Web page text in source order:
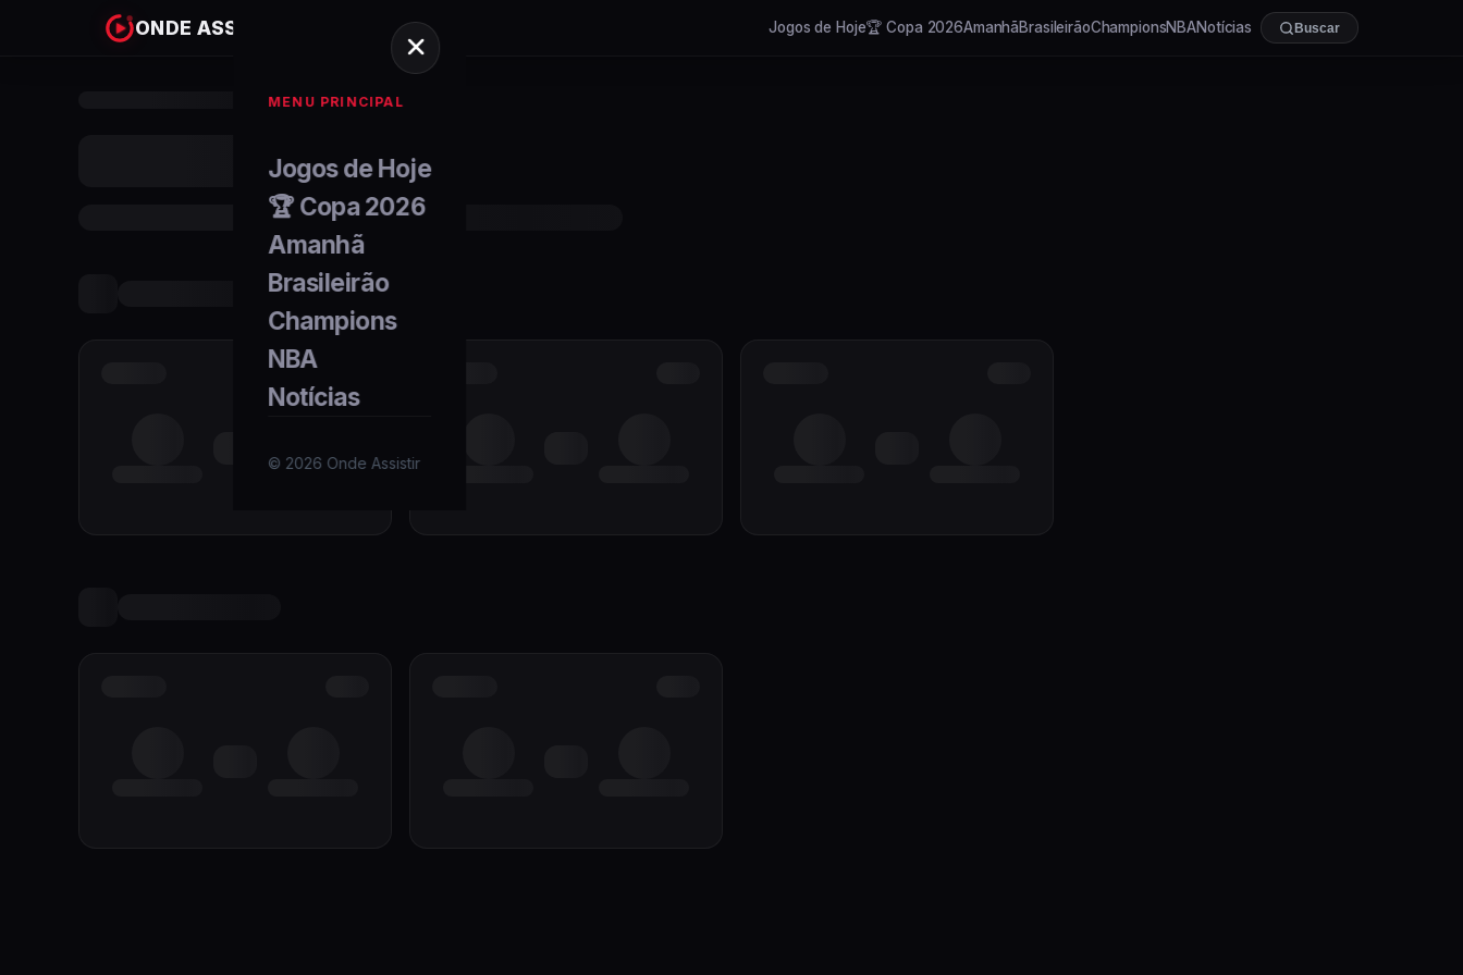
ONDE ASSISTIR Jogos de Hoje🏆 Copa 2026AmanhãBrasileirãoChampionsNBANotícias Buscar
MENU PRINCIPAL
Jogos de Hoje
🏆 Copa 2026
Amanhã
Brasileirão
Champions
NBA
Notícias
© 2026 Onde Assistir